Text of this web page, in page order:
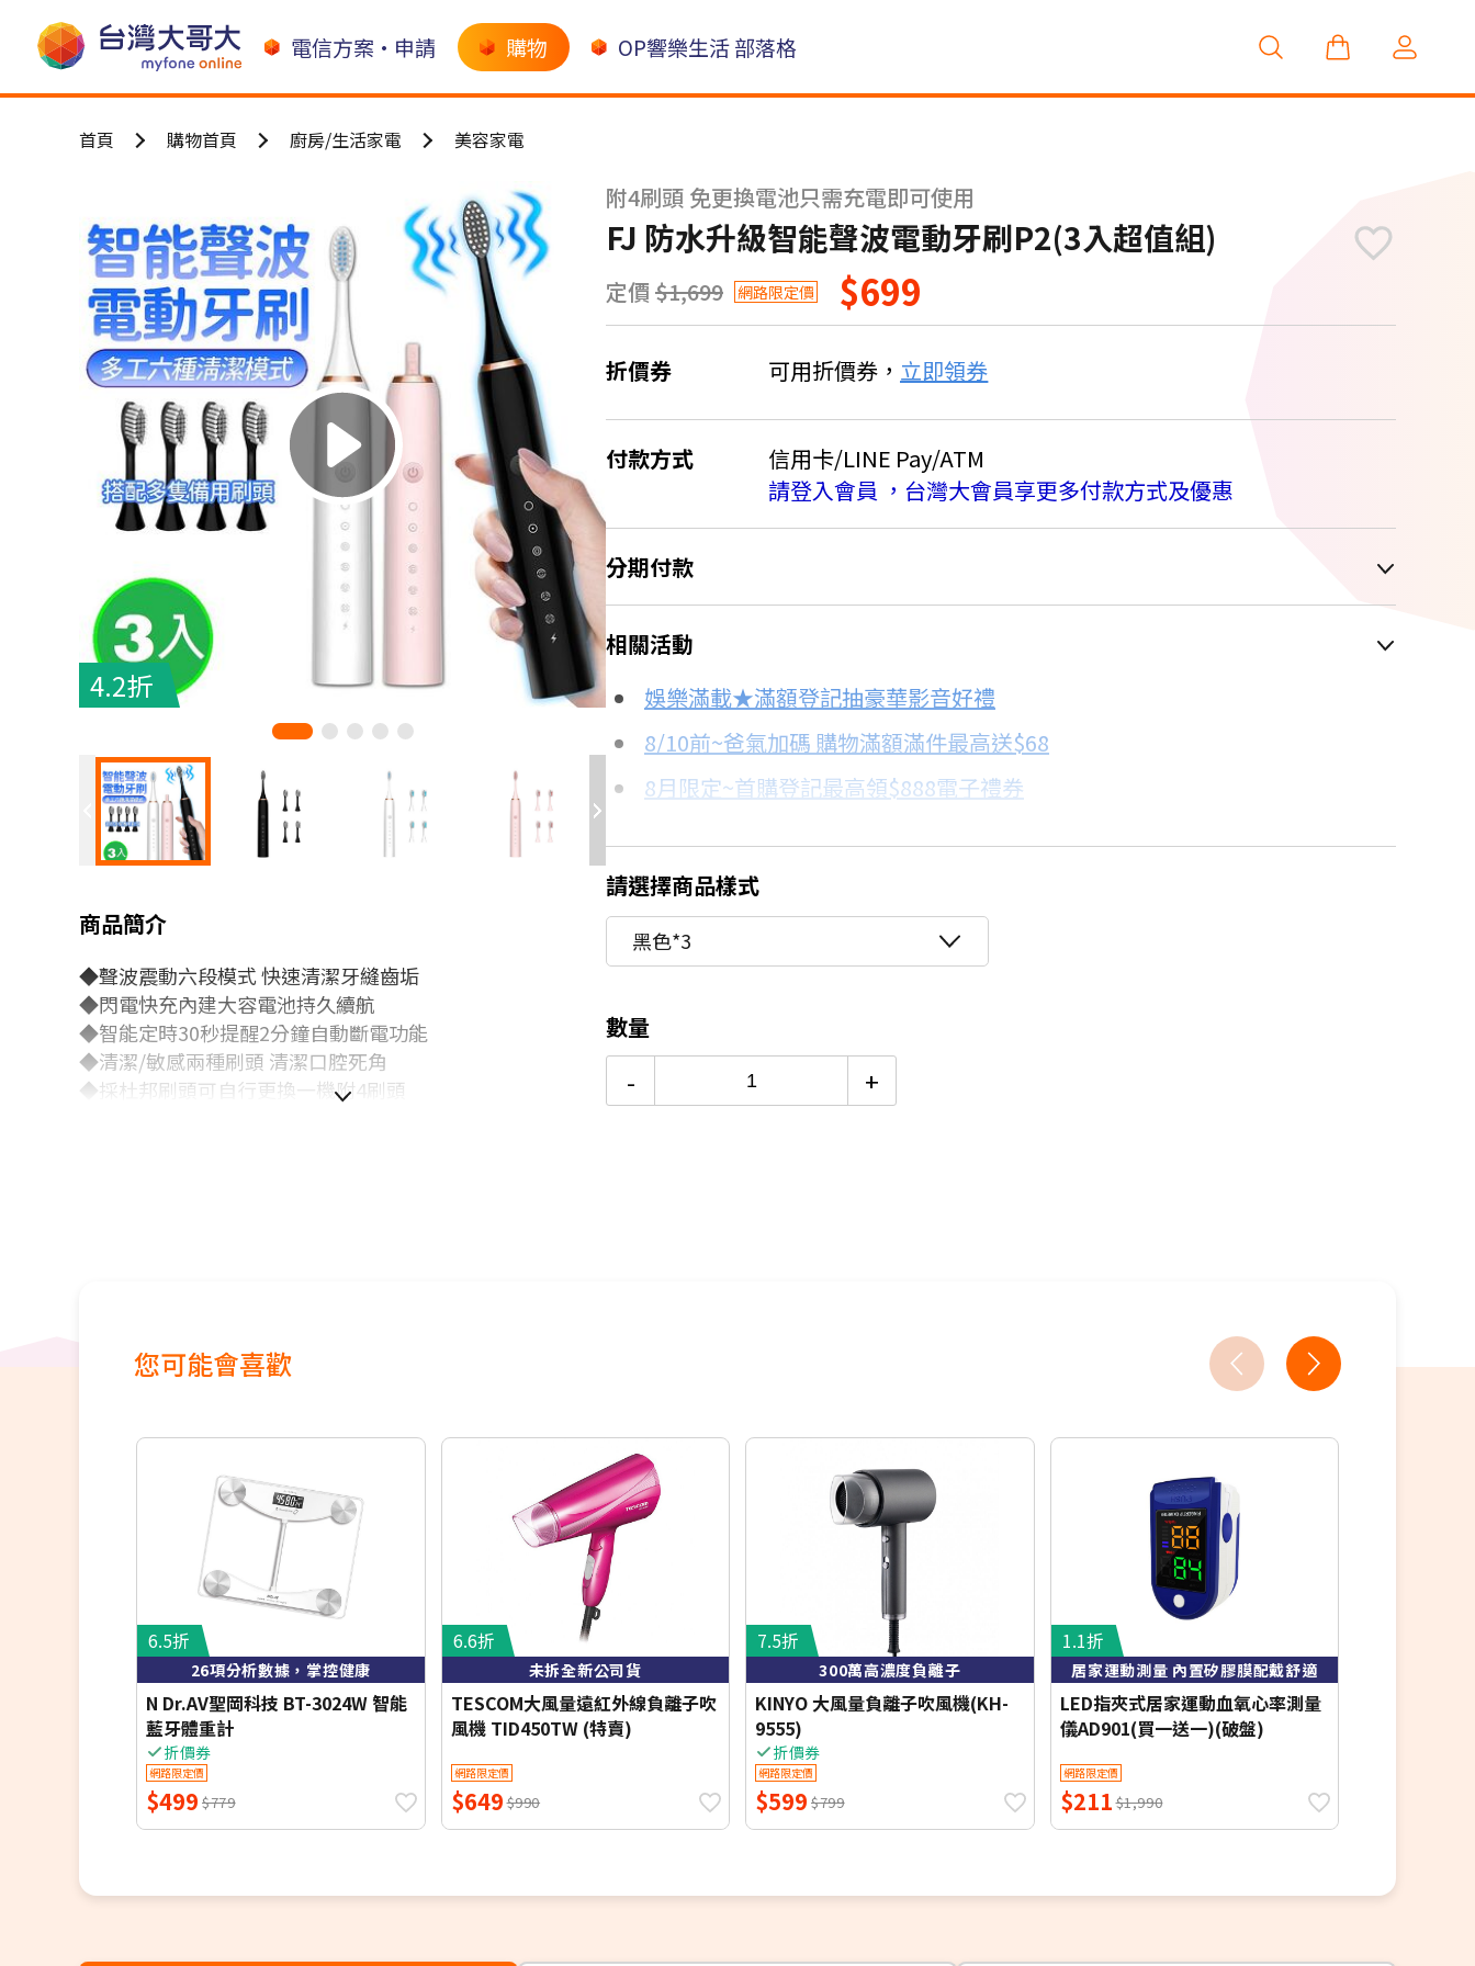
電信方案•申請 購物 OP響樂生活 部落格
首頁 購物首頁 廚房/生活家電 美容家電
4.2折 4.2折
商品簡介
◆聲波震動六段模式 快速清潔牙縫齒垢
◆閃電快充內建大容電池持久續航
◆智能定時30秒提醒2分鐘自動斷電功能
◆清潔/敏感兩種刷頭 清潔口腔死角
◆採杜邦刷頭可自行更換一機附4刷頭
附4刷頭 免更換電池只需充電即可使用
FJ 防水升級智能聲波電動牙刷P2(3入超值組)
定價 $1,699 網路限定價 $699
折價券 可用折價券， 立即領券
付款方式
信用卡/LINE Pay/ATM
請登入會員 ，台灣大會員享更多付款方式及優惠
分期付款
＊實際可分期數、適用利率，請以購物車顯示為主
信用卡分期
分期數
3期
每期金額
$249
配合銀行/業者
18家銀行/業者
相關活動
娛樂滿載★滿額登記抽豪華影音好禮
8/10前~爸氣加碼 購物滿額滿件最高送$68
8月限定~首購登記最高領$888電子禮券
更多信用卡分期0利率滿額享回饋
電視降到底破盤
請選擇商品樣式
黑色*3
數量
- +
您可能會喜歡
6.5折
26項分析數據，掌控健康
N Dr.AV聖岡科技 BT-3024W 智能
藍牙體重計
折價券
網路限定價
$499 $779
6.6折
未拆全新公司貨
TESCOM大風量遠紅外線負離子吹
風機 TID450TW (特賣)
網路限定價
$649$990
7.5折
300萬高濃度負離子
KINYO 大風量負離子吹風機(KH-
9555)
折價券
網路限定價
$599 $799
1.1折
居家運動測量 內置矽膠膜配戴舒適
LED指夾式居家運動血氧心率測量
儀AD901(買一送一)(破盤)
網路限定價
$211$1,990